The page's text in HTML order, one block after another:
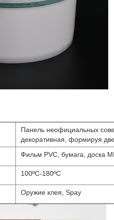
Панель неофициальных
декоративная, формируя
Фильм PVC, бумага, доска
100ºC-180ºC
Оружие клея, Spay